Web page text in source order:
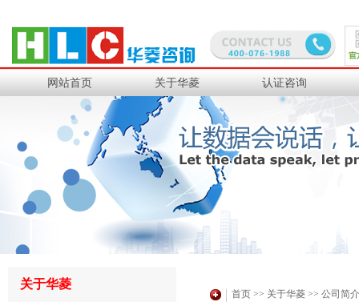
网站首页 关于华菱 认证咨询
关于华菱
中钢集团 沙钢集团
道达尔工业橡胶
PPG研发 中化国际聚酯
华润燃气 三菱集团
理光感热 苏伊士环境
首页>> 关于华菱>> 公司简介